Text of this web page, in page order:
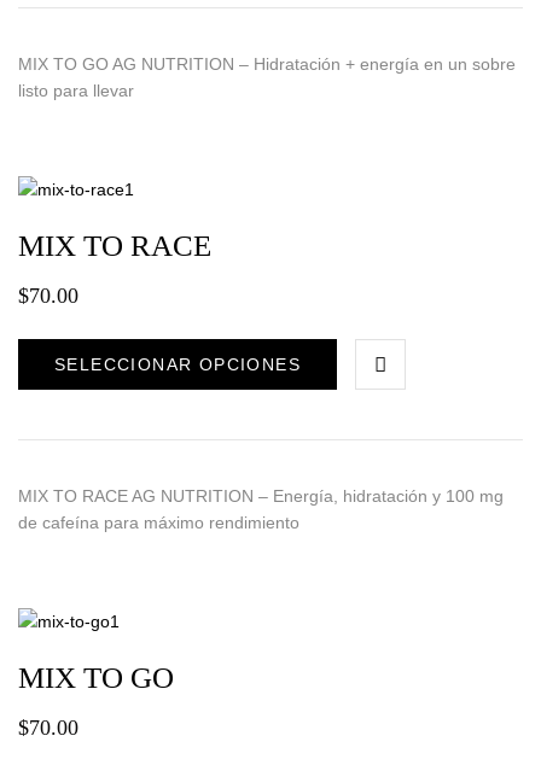
MIX TO GO AG NUTRITION – Hidratación + energía en un sobre
listo para llevar
MIX TO RACE
$70.00
SELECCIONAR OPCIONES
MIX TO RACE AG NUTRITION – Energía, hidratación y 100 mg
de cafeína para máximo rendimiento
MIX TO GO
$70.00